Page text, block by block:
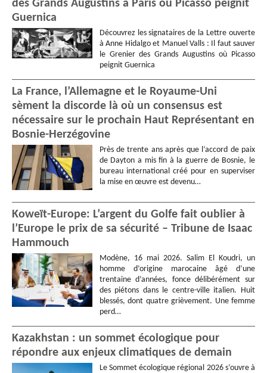
des Grands Augustins à Paris où Picasso peignit
Guernica
Découvrez les signataires de la Lettre ouverte
à Anne Hidalgo et Manuel Valls : Il faut sauver
le Grenier des Grands Augustins où Picasso
peignit Guernica
La France, l’Allemagne et le Royaume-Uni
sèment la discorde là où un consensus est
nécessaire sur le prochain Haut Représentant en
Bosnie-Herzégovine
Près de trente ans après que l’accord de paix
de Dayton a mis fin à la guerre de Bosnie, le
bureau international créé pour en superviser
la mise en œuvre est devenu…
Koweït-Europe: L’argent du Golfe fait oublier à
l’Europe le prix de sa sécurité – Tribune de Isaac
Hammouch
Modène, 16 mai 2026. Salim El Koudri, un
homme d’origine marocaine âgé d’une
trentaine d’années, fonce délibérément sur
des piétons dans le centre-ville italien. Huit
blessés, dont quatre grièvement. Une femme
perd…
Kazakhstan : un sommet écologique pour
répondre aux enjeux climatiques de demain
Le Sommet écologique régional 2026 s’ouvre à